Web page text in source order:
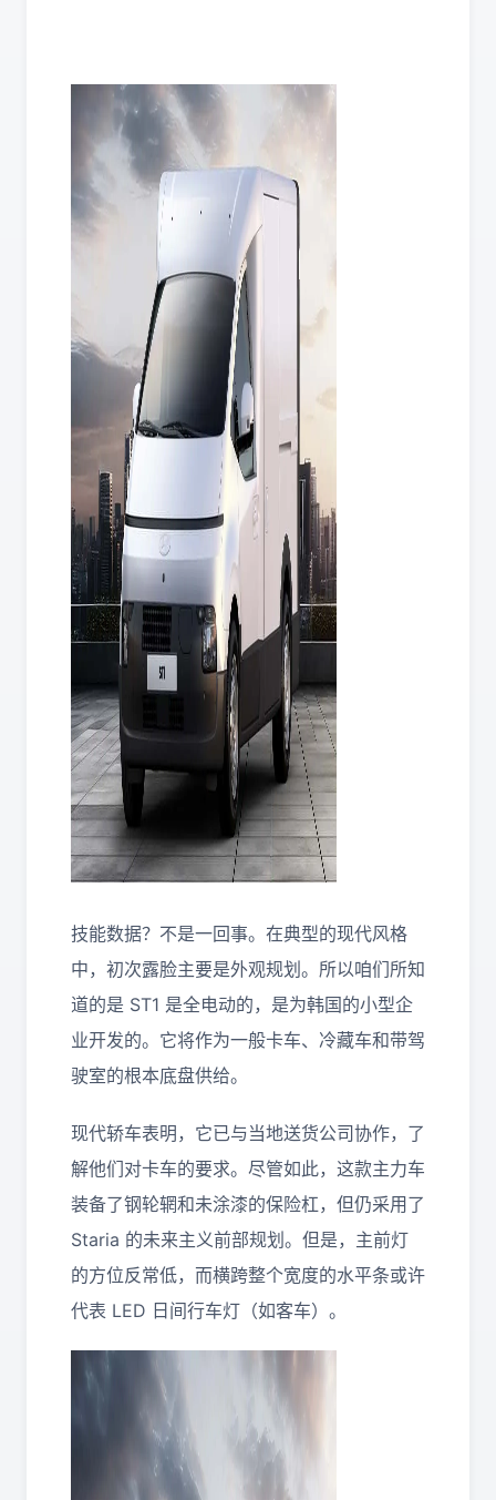
技能数据？不是一回事。在典型的现代风格
中，初次露脸主要是外观规划。所以咱们所知
道的是 ST1 是全电动的，是为韩国的小型企
业开发的。它将作为一般卡车、冷藏车和带驾
驶室的根本底盘供给。
现代轿车表明，它已与当地送货公司协作，了
解他们对卡车的要求。尽管如此，这款主力车
装备了钢轮辋和未涂漆的保险杠，但仍采用了
Staria 的未来主义前部规划。但是，主前灯
的方位反常低，而横跨整个宽度的水平条或许
代表 LED 日间行车灯（如客车）。